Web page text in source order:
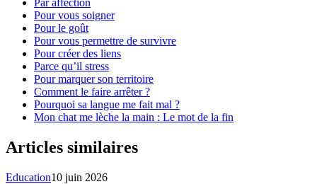
Par affection
Pour vous soigner
Pour le goût
Pour vous permettre de survivre
Pour créer des liens
Parce qu’il stress
Pour marquer son territoire
Comment le faire arrêter ?
Pourquoi sa langue me fait mal ?
Mon chat me lèche la main : Le mot de la fin
Articles similaires
Education10 juin 2026